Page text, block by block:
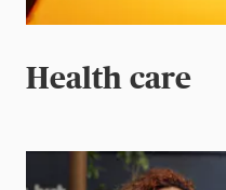
Health care